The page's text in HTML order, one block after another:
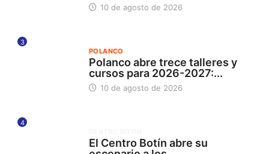
10 de agosto de 2026
3
POLANCO
Polanco abre trece talleres y
cursos para 2026-2027:...
10 de agosto de 2026
4
El Centro Botín abre su